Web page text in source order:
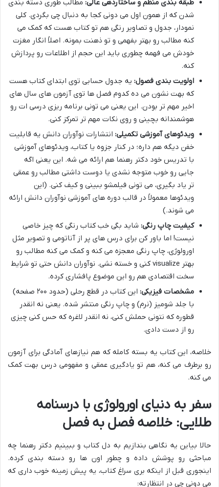
طبقه بندی منظم و ساختاردهی عالی: مطالب طوری دسته بندی
شدن که از همون اول می دونی کجا به دنبال چی بگردی. کلی
نمودار، جدول و تصاویر رنگی هم تو کتاب هست که کمک می
کنه مطالب رو بهتر بفهمی و تو ذهنت بمونه. اصلاً انگار مغزت
خودش می فهمه چطوری باید این حجم از اطلاعات رو پردازش
کنه.
اولویت بندی فصول: یه جدول حسابی توی ابتدای کتاب هست
که بهت نشون می ده کدوم فصل ها توی آزمون های سال های
اخیر مهم تر بودن. این یعنی می تونی برنامه ریزی درسی ات رو
هوشمندانه بچینی و روی نکات مهم تر تمرکز کنی.
ویدئوهای آموزشی تکمیلی: انتشارات نوآوران دانش یه قابلیت
خفن دیگه هم داره؛ در کنار جزوه یا کتاب، ویدئوهای آموزشی
با تدریس خود دکتر رهنما هم ارائه می شه. این یعنی اگه
جایی رو خوب متوجه نشدی یا دوست داشتی مطالب رو عمقی
تر یاد بگیری، می تونی فیلمشو ببینی و کیف کنی. (این
ویدئوها معمولاً در قالب دوره های آموزشی نوآوران دانش ارائه
می شوند.)
کیفیت چاپ رنگی: شاید بگی خب کتاب رنگی که چیز خاصی
نیست! اما باور کن برای درس های پر از آناتومی و تصویر مثل
اورولوژی، چاپ رنگی معجزه می کنه و کمک می کنه مطالب رو
بهتر visualize کنی و خسته نشی. نوآوران دانش حتی تو شرایط
سخت اقتصادی هم رو این موضوع پافشاری کرده.
مشخصات فیزیکی:
این کتاب در قطع رحلی (حدود ۲۰۰ صفحه)
با جلد شومیز (نرم) و چاپ رنگی منتشر شده. یعنی نه انقدر
قطوره که نتونی حملش کنی، نه انقدر لاغره که حس کنی چیزی
رو از دست دادی.
خلاصه، این کتاب یه بسته کامله که هم نیازهای آمادگی برای آزمون
رو برطرف می کنه، هم تو یادگیری عمقی و مفهومی درس بهت کمک
می کنه.
سفر به دنیای اورولوژی با درسنامه
طلایی: خلاصه فصل به فصل
حالا بیاین یه نگاهی بندازیم به دل کتاب و ببینیم دکتر رهنما چه
مباحثی رو پوشش داده و چطور اون ها رو دسته بندی کرده.
اینجوری قبل از اینکه بری سراغ کتاب، یه پیش زمینه خوب داری که
می دونی چی در انتظارته: